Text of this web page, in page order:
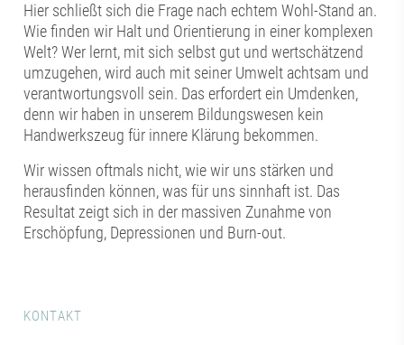
Hier schließt sich die Frage nach echtem Wohl-Stand an.
Wie finden wir Halt und Orientierung in einer komplexen
Welt? Wer lernt, mit sich selbst gut und wertschätzend
umzugehen, wird auch mit seiner Umwelt achtsam und
verantwortungsvoll sein. Das erfordert ein Umdenken,
denn wir haben in unserem Bildungswesen kein
Handwerkszeug für innere Klärung bekommen.
Wir wissen oftmals nicht, wie wir uns stärken und
herausfinden können, was für uns sinnhaft ist. Das
Resultat zeigt sich in der massiven Zunahme von
Erschöpfung, Depressionen und Burn-out.
KONTAKT